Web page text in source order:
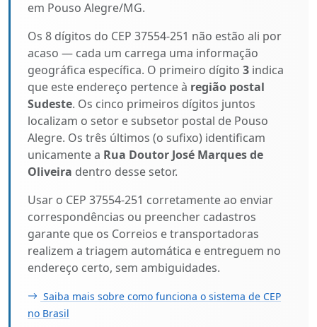
em Pouso Alegre/MG.
Os 8 dígitos do CEP 37554-251 não estão ali por
acaso — cada um carrega uma informação
geográfica específica. O primeiro dígito 3 indica
que este endereço pertence à região postal
Sudeste. Os cinco primeiros dígitos juntos
localizam o setor e subsetor postal de Pouso
Alegre. Os três últimos (o sufixo) identificam
unicamente a Rua Doutor José Marques de
Oliveira dentro desse setor.
Usar o CEP 37554-251 corretamente ao enviar
correspondências ou preencher cadastros
garante que os Correios e transportadoras
realizem a triagem automática e entreguem no
endereço certo, sem ambiguidades.
Saiba mais sobre como funciona o sistema de CEP
no Brasil